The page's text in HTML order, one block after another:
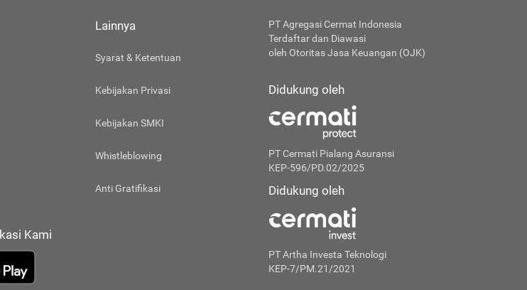
Lainnya
Syarat & Ketentuan
Kebijakan Privasi
Kebijakan SMKI
Whistleblowing
Anti Gratifikasi
Kami
PT Agregasi Cermat Indonesia
Terdaftar dan Diawasi
oleh Otoritas Jasa Keuangan (OJK)
Didukung oleh
PT Cermati Pialang Asuransi
KEP-596/PD.02/2025
Didukung oleh
PT Artha Investa Teknologi
KEP-7/PM.21/2021